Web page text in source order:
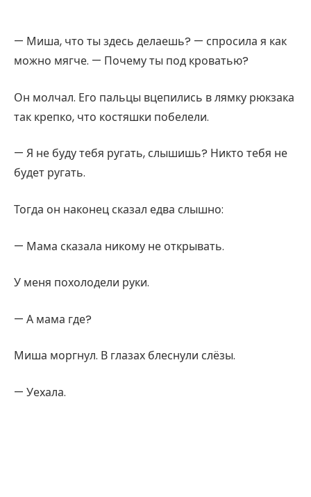
— Миша, что ты здесь делаешь? — спросила я как
можно мягче. — Почему ты под кроватью?
Он молчал. Его пальцы вцепились в лямку рюкзака
так крепко, что костяшки побелели.
— Я не буду тебя ругать, слышишь? Никто тебя не
будет ругать.
Тогда он наконец сказал едва слышно:
— Мама сказала никому не открывать.
У меня похолодели руки.
— А мама где?
Миша моргнул. В глазах блеснули слёзы.
— Уехала.